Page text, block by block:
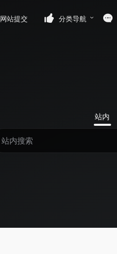
网站提交 分类导航
站内